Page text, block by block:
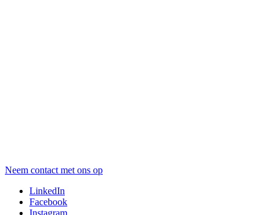
Neem contact met ons op
LinkedIn
Facebook